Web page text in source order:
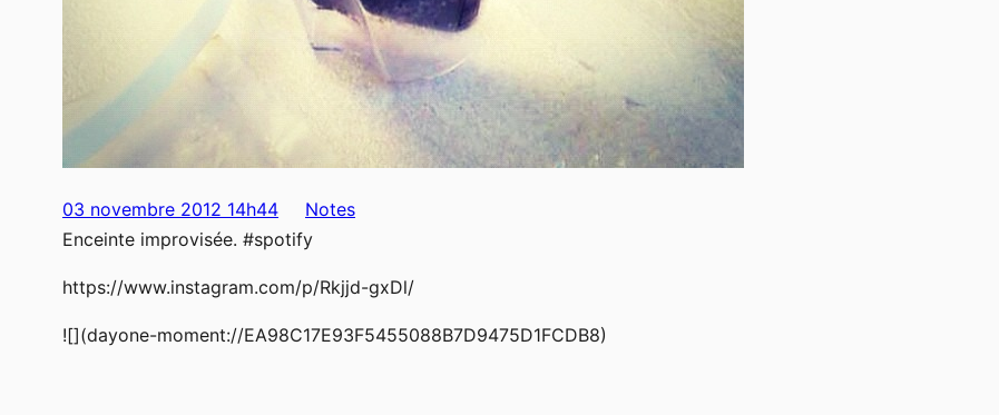
03 novembre 2012 14h44
Notes
Enceinte improvisée. #spotify
https://www.instagram.com/p/Rkjjd-gxDl/
![](dayone-moment://EA98C17E93F5455088B7D9475D1FCDB8)